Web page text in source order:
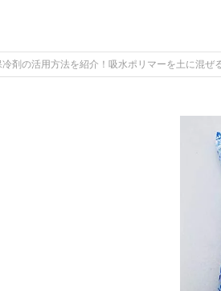
冷剤の活用方法を紹介！吸水ポリマーを土に混ぜ